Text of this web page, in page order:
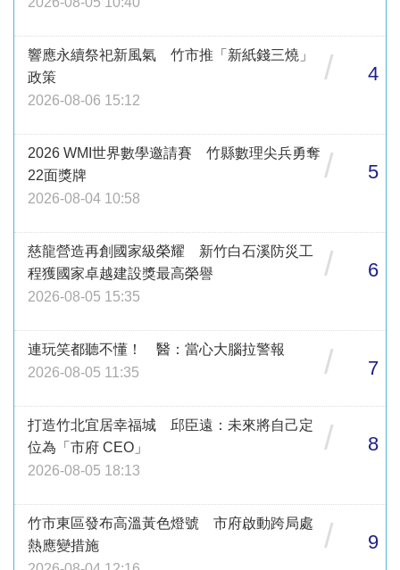
響應永續祭祀新風氣 竹市推「新紙錢三燒」
政策
2026-08-06 15:12
/ 4
2026 WMI世界數學邀請賽 竹縣數理尖兵勇奪
22面獎牌
2026-08-04 10:58
/ 5
慈龍營造再創國家級榮耀 新竹白石溪防災工
程獲國家卓越建設獎最高榮譽
2026-08-05 15:35
/ 6
連玩笑都聽不懂！ 醫：當心大腦拉警報
2026-08-05 11:35
/ 7
打造竹北宜居幸福城 邱臣遠：未來將自己定
位為「市府 CEO」
2026-08-05 18:13
/ 8
竹市東區發布高溫黃色燈號 市府啟動跨局處
熱應變措施
/ 9